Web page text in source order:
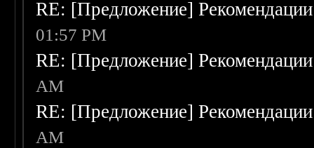
RE: [Предложение]
01:57 PM
RE: [Предложение]
AM
RE: [Предложение]
AM